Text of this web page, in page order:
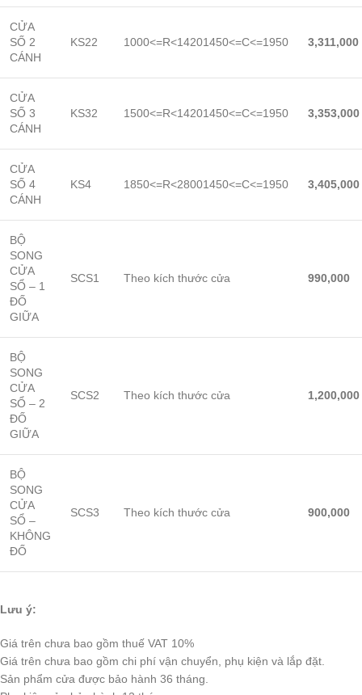
CỬA
SỐ 2
CÁNH
KS22 1000<=R<14201450<=C<=1950 3,311,000
CỬA
SỐ 3
CÁNH
KS32 1500<=R<14201450<=C<=1950 3,353,000
CỬA
SỐ 4
CÁNH
KS4 1850<=R<28001450<=C<=1950 3,405,000
BỘ
SONG
CỬA
SỔ – 1
ĐỐ
GIỮA
SCS1 Theo kích thước cửa 990,000
BỘ
SONG
CỬA
SỔ – 2
ĐỐ
GIỮA
SCS2 Theo kích thước cửa 1,200,000
BỘ
SONG
CỬA
SỔ –
KHÔNG
ĐỐ
SCS3 Theo kích thước cửa 900,000
Lưu ý:
Giá trên chưa bao gồm thuế VAT 10%
Giá trên chưa bao gồm chi phí vận chuyển, phụ kiện và lắp đặt.
Sản phẩm cửa được bảo hành 36 tháng.